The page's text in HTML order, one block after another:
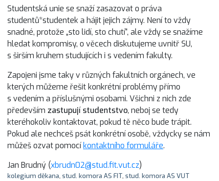
Studentská unie se snaží zasazovat o práva
studentů*studentek a hájit jejich zájmy. Není to vždy
snadné, protože „sto lidí, sto chutí“, ale vždy se snažíme
hledat kompromisy, o věcech diskutujeme uvnitř SU,
s širším kruhem studujících i s vedením fakulty.
Zapojeni jsme taky v různých fakultních orgánech, ve
kterých můžeme řešit konkrétní problémy přímo
s vedením a příslušnými osobami. Všichni z nich zde
především zastupují studentstvo, neboj se tedy
kteréhokoliv kontaktovat, pokud tě něco bude trápit.
Pokud ale nechceš psát konkrétní osobě, vždycky se nám
můžeš ozvat pomocí kontaktního formuláře.
Jan Brudný (xbrudn02@stud.fit.vut.cz)
kolegium děkana, stud. komora AS FIT, stud. komora AS VUT